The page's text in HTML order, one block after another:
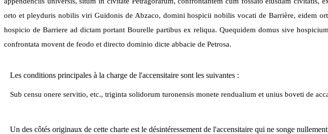
orto et pleyduris nobilis viri Guidonis de Abzaco, domini hospicii nobilis vocati de Barrière, eidem
hospicio de Barriere ad dictam portant Bourelle partibus ex reliqua. Quequidem domus sive
confrontata movent de feodo et directo dominio dicte abbacie de Petrosa.
Les conditions principales à la charge de l'accensitaire sont les suivantes :
Sub censu onere servitio, etc., triginta solidorum turonensis monete rendualium et unius boveti de
Un des côtés originaux de cette charte est le désintéressement de l'accensitaire qui ne songe